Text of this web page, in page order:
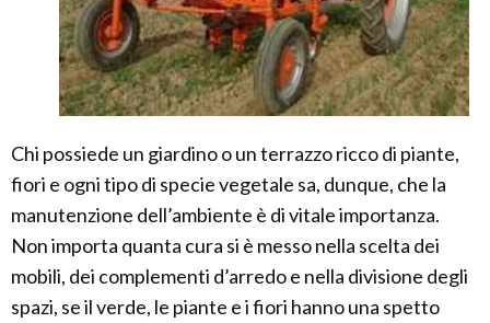
Chi possiede un giardino o un terrazzo ricco di piante,
fiori e ogni tipo di specie vegetale sa, dunque, che la
manutenzione dell’ambiente è di vitale importanza.
Non importa quanta cura si è messo nella scelta dei
mobili, dei complementi d’arredo e nella divisione degli
spazi, se il verde, le piante e i fiori hanno una spetto